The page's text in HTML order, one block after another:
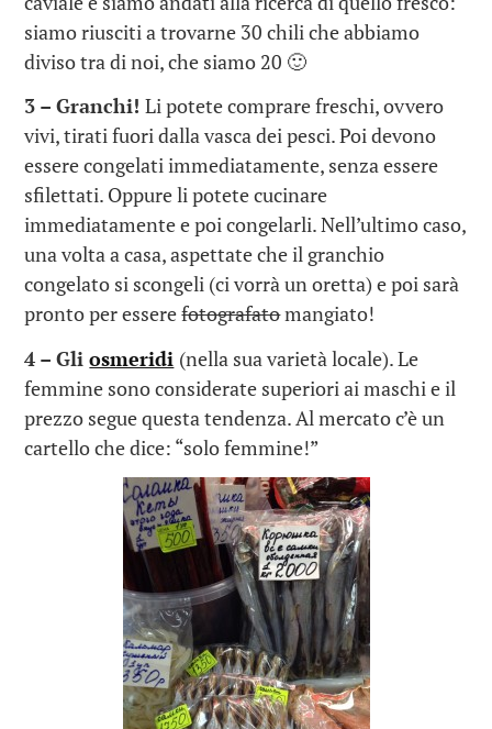
siamo riusciti a trovarne 30 chili che abbiamo
diviso tra di noi, che siamo 20 🙂
3 – Granchi!Li potete comprare freschi, ovvero
vivi, tirati fuori dalla vasca dei pesci. Poi devono
essere congelati immediatamente, senza essere
sfilettati. Oppure li potete cucinare
immediatamente e poi congelarli. Nell’ultimo caso,
una volta a casa, aspettate che il granchio
congelato si scongeli (ci vorrà un oretta) e poi sarà
pronto per esserefotografatomangiato!
4 – Gliosmeridi (nella sua varietà locale). Le
femmine sono considerate superiori ai maschi e il
prezzo segue questa tendenza. Al mercato c’è un
cartello che dice: “solo femmine!”